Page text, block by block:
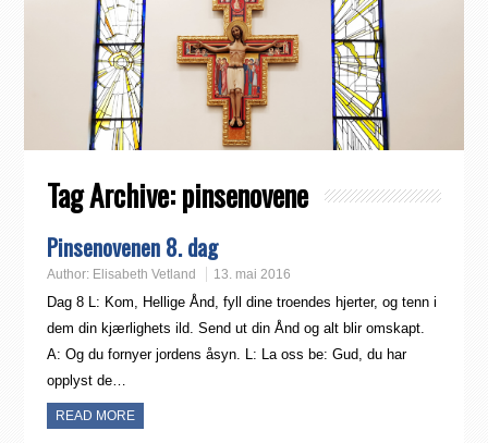
Tag Archive:pinsenovene
Pinsenovenen 8. dag
Author: Elisabeth Vetland 13. mai 2016
Dag 8 L: Kom, Hellige Ånd, fyll dine troendes hjerter, og tenn i
dem din kjærlighets ild. Send ut din Ånd og alt blir omskapt.
A: Og du fornyer jordens åsyn. L: La oss be: Gud, du har
opplyst de…
READ MORE